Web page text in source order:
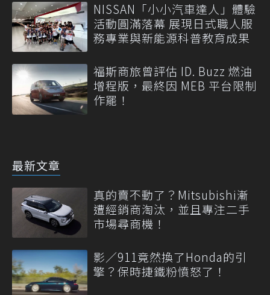
NISSAN「小小汽車達人」體驗
活動圓滿落幕 展現日式職人服
務專業與新能源科普教育成果
福斯商旅曾評估 ID. Buzz 燃油
增程版，最終因 MEB 平台限制
作罷！
最新文章
真的賣不動了？Mitsubishi漸
遭經銷商淘汰，並且專注二手
市場尋商機！
影／911竟然換了Honda的引
擎？保時捷鐵粉憤怒了！